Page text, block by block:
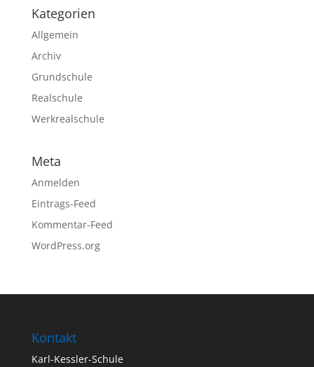
Kategorien
Allgemein
Archiv
Grundschule
Realschule
Werkrealschule
Meta
Anmelden
Eintrags-Feed
Kommentar-Feed
WordPress.org
Kontakt
Karl-Kessler-Schule